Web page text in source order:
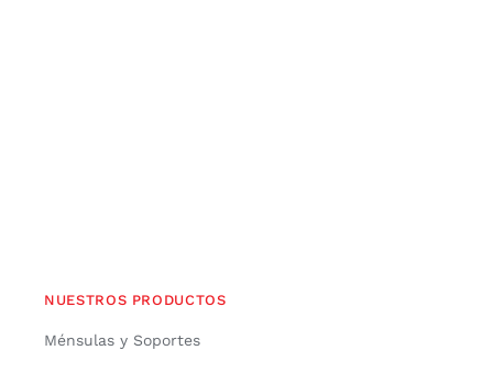
NUESTROS PRODUCTOS
Ménsulas y Soportes